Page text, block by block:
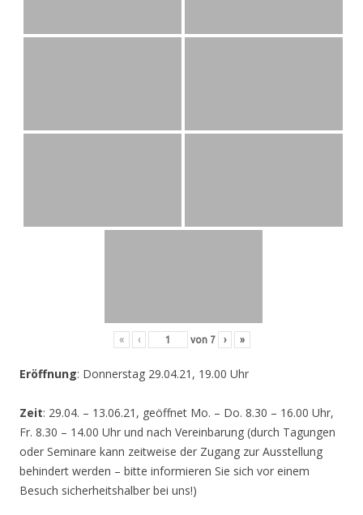
« ‹ von 7 › »
Eröffnung: Donnerstag 29.04.21, 19.00 Uhr
Zeit: 29.04. – 13.06.21, geöffnet Mo. – Do. 8.30 – 16.00 Uhr,
Fr. 8.30 – 14.00 Uhr und nach Vereinbarung (durch Tagungen
oder Seminare kann zeitweise der Zugang zur Ausstellung
behindert werden – bitte informieren Sie sich vor einem
Besuch sicherheitshalber bei uns!)